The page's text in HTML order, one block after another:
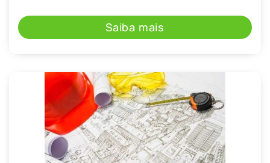
Saiba mais